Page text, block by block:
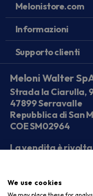
Melonistore.com
Informazioni
Supporto clienti
Meloni Walter
Strada la Ciarulla,
47899 Serravalle
Repubblica di San
COE SM02964
La vendita è
Seguici sui social
We use cookies